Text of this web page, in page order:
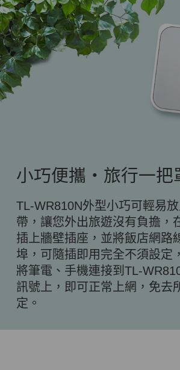
小巧便攜‧旅行一把
TL-WR810N外型小巧可輕易
帶，讓您外出旅遊沒有負擔，
插上牆壁插座，並將飯店網路
埠，可隨插即用完全不須設定
將筆電、手機連接到TL-
訊號上，即可正常上網，免去
定。